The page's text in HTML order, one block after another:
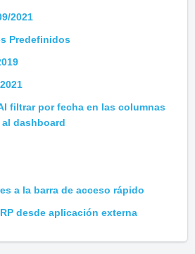
2021
Predefinidos
filtrar por fecha en las columnas
dashboard
a la barra de acceso rápido
desde aplicación externa